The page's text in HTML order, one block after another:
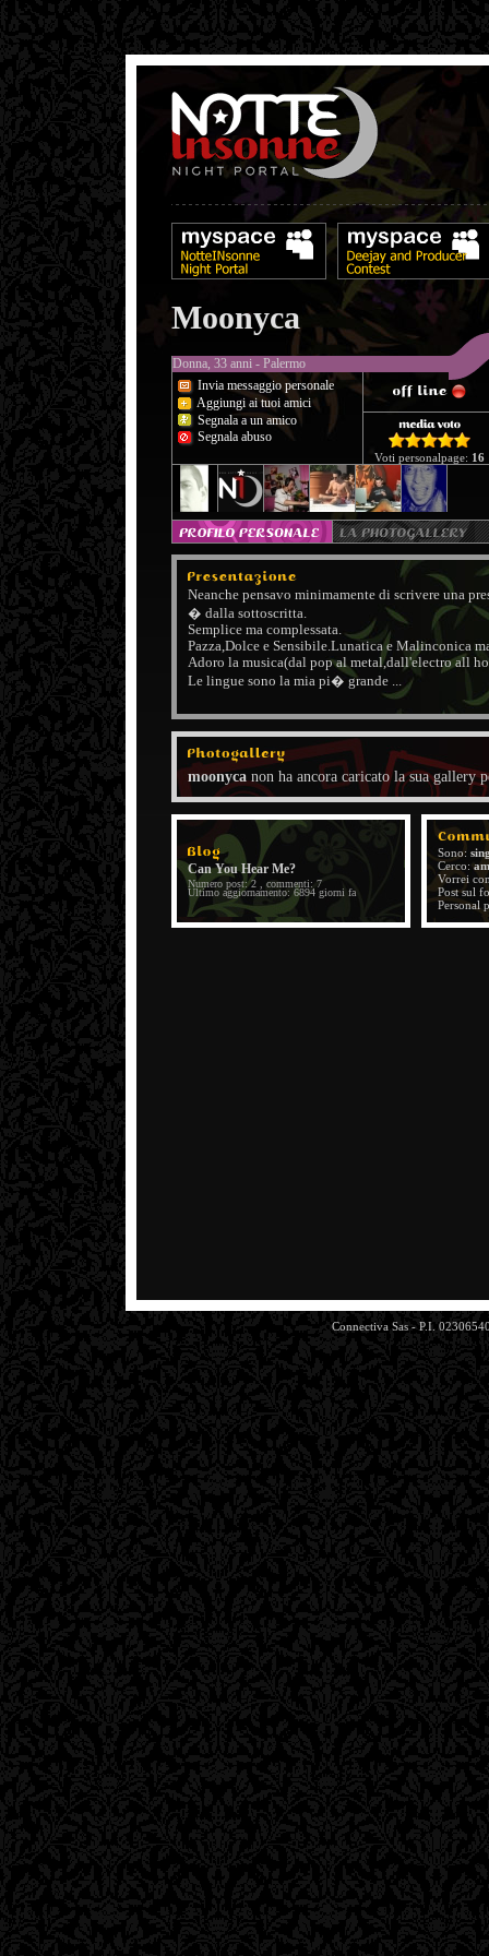
Moonyca
Donna, 33 anni - Palermo
Invia messaggio personale
Aggiungi ai tuoi amici
Segnala a un amico
Segnala abuso
Voti personalpage: 16
Neanche pensavo minimamente di scrivere una
� dalla sottoscritta.
Semplice ma complessata.
Pazza,Dolce e Sensibile.Lunatica e Malinconica
Adoro la musica(dal pop al metal,dall'electro all
Le lingue sono la mia pi� grande ...
moonycanon ha ancora caricato la sua gallery
Can You Hear Me?
Numero post: 2 , commenti: 7
Ultimo aggiornamento: 6894 giorni fa
Sono:
Cerco:
Vorrei
Post sul
Personal
Connectiva Sas - P.I.